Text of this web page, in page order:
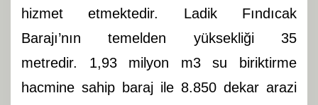
hizmet etmektedir. Ladik Fındıcak
Barajı’nın temelden yüksekliği 35
metredir. 1,93 milyon m3 su biriktirme
hacmine sahip baraj ile 8.850 dekar arazi